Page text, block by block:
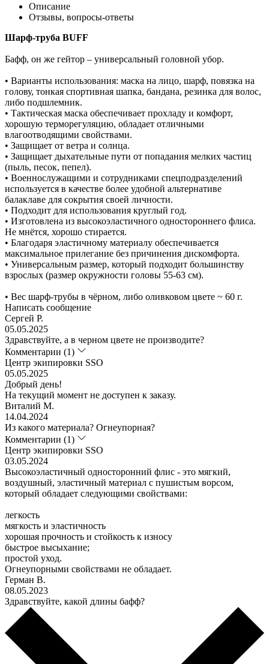
Описание
Отзывы, вопросы-ответы
Шарф-труба BUFF
Бафф, он же гейтор – универсальный головной убор.
• Варианты использования: маска на лицо, шарф, повязка на
голову, тонкая спортивная шапка, бандана, резинка для волос,
либо подшлемник.
• Тактическая маска обеспечивает прохладу и комфорт,
хорошую терморегуляцию, обладает отличными
влагоотводящими свойствами.
• Защищает от ветра и солнца.
• Защищает дыхательные пути от попадания мелких частиц
(пыль, песок, пепел).
• Военнослужащими и сотрудниками спецподразделений
используется в качестве более удобной альтернативе
балаклаве для сокрытия своей личности.
• Подходит для использования круглый год.
• Изготовлена из высокоэластичного одностороннего флиса.
Не мнётся, хорошо стирается.
• Благодаря эластичному материалу обеспечивается
максимальное прилегание без причинения дискомфорта.
• Универсальным размер, который подходит большинству
взрослых (размер окружности головы 55-63 см).
• Вес шарф-трубы в чёрном, либо оливковом цвете ~ 60 г.
Написать сообщение
Сергей Р.
05.05.2025
Здравствуйте, а в черном цвете не производите?
Комментарии (1)
Центр экипировки SSO
05.05.2025
Добрый день!
На текущий момент не доступен к заказу.
Виталий М.
14.04.2024
Из какого материала? Огнеупорная?
Комментарии (1)
Центр экипировки SSO
03.05.2024
Высокоэластичный односторонний флис - это мягкий,
воздушный, эластичный материал с пушистым ворсом,
который обладает следующими свойствами:
легкость
мягкость и эластичность
хорошая прочность и стойкость к износу
быстрое высыхание;
простой уход.
Огнеупорными свойствами не обладает.
Герман В.
08.05.2023
Здравствуйте, какой длины бафф?